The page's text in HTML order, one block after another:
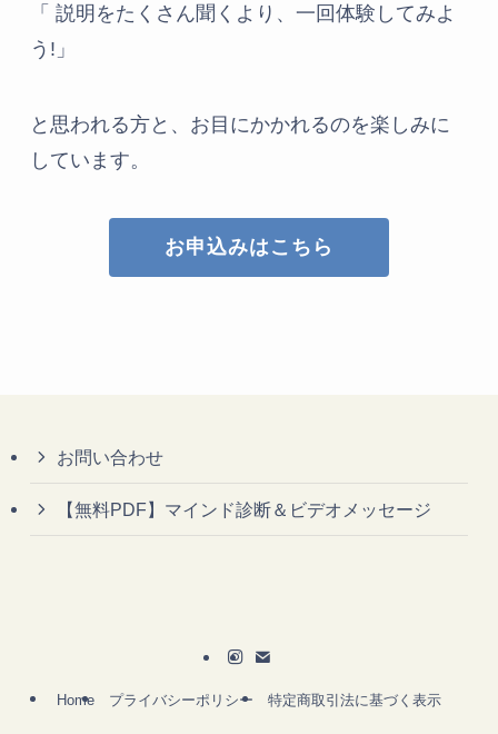
「 説明をたくさん聞くより、一回体験してみよ
う!」
と思われる方と、お目にかかれるのを楽しみに
しています。
お申込みはこちら
お問い合わせ
【無料PDF】マインド診断＆ビデオメッセージ
Home プライバシーポリシー 特定商取引法に基づく表示